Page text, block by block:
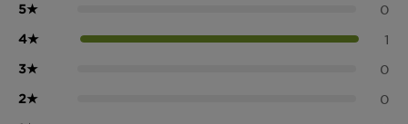
5★ 0
4★ 1
3★ 0
2★ 0